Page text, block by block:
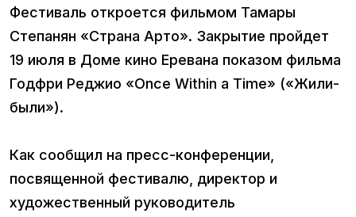
Фестиваль откроется фильмом Тамары
Степанян «Страна Арто». Закрытие пройдет
19 июля в Доме кино Еревана показом фильма
Годфри Реджио «Once Within a Time» («Жили-
были»).
Как сообщил на пресс-конференции,
посвященной фестивалю, директор и
художественный руководитель